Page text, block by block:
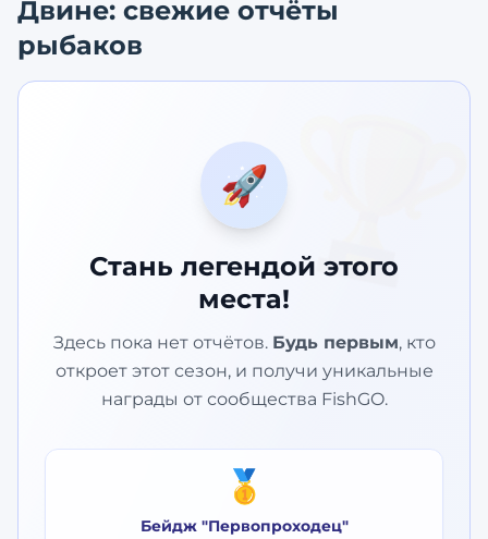
Двине: свежие отчёты
рыбаков
🏆
🚀
Стань легендой этого
места!
Здесь пока нет отчётов. Будь первым, кто
откроет этот сезон, и получи уникальные
награды от сообщества FishGO.
🥇
Бейдж "Первопроходец"